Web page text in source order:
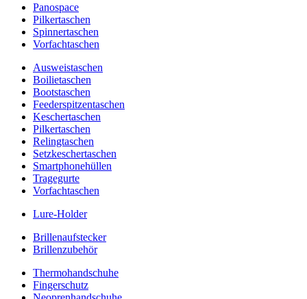
Panospace
Pilkertaschen
Spinnertaschen
Vorfachtaschen
Ausweistaschen
Boilietaschen
Bootstaschen
Feederspitzentaschen
Keschertaschen
Pilkertaschen
Relingtaschen
Setzkeschertaschen
Smartphonehüllen
Tragegurte
Vorfachtaschen
Lure-Holder
Brillenaufstecker
Brillenzubehör
Thermohandschuhe
Fingerschutz